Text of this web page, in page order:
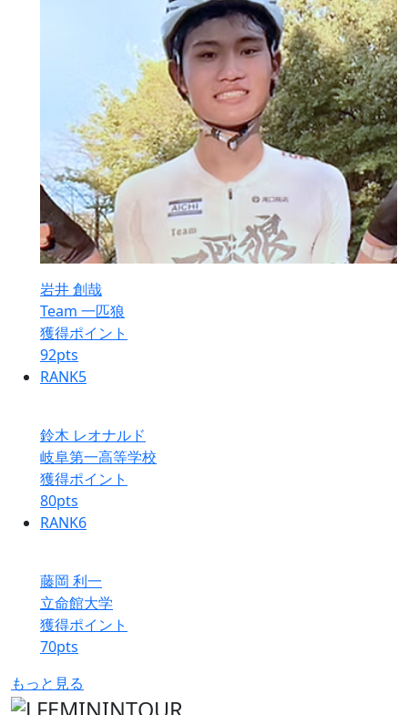
岩井 創哉
Team 一匹狼
獲得ポイント
92pts
RANK5
鈴木 レオナルド
岐阜第一高等学校
獲得ポイント
80pts
RANK6
藤岡 利一
立命館大学
獲得ポイント
70pts
もっと見る